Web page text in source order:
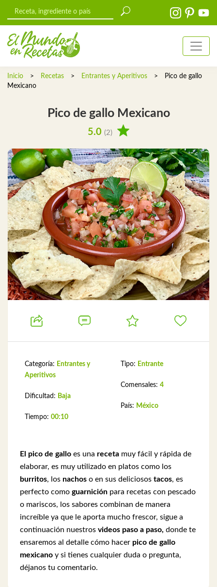
Inicio > Recetas > Entrantes y Aperitivos >
Pico de gallo
Mexicano
Pico de gallo Mexicano
5.0 (2)
Categoría: Entrantes y
Aperitivos
Dificultad: Baja
Tiempo: 00:10
Tipo: Entrante
Comensales: 4
País: México
El pico de gallo es una receta muy fácil y rápida de
elaborar, es muy utilizado en platos como los
burritos, los nachos o en sus deliciosos tacos, es
perfecto como guarnición para recetas con pescado
o mariscos, los sabores combinan de manera
increíble ya que le aporta mucho frescor, sigue a
continuación nuestros videos paso a paso, donde te
ensaremos al detalle cómo hacer pico de gallo
mexicano y si tienes cualquier duda o pregunta,
déjanos tu comentario.